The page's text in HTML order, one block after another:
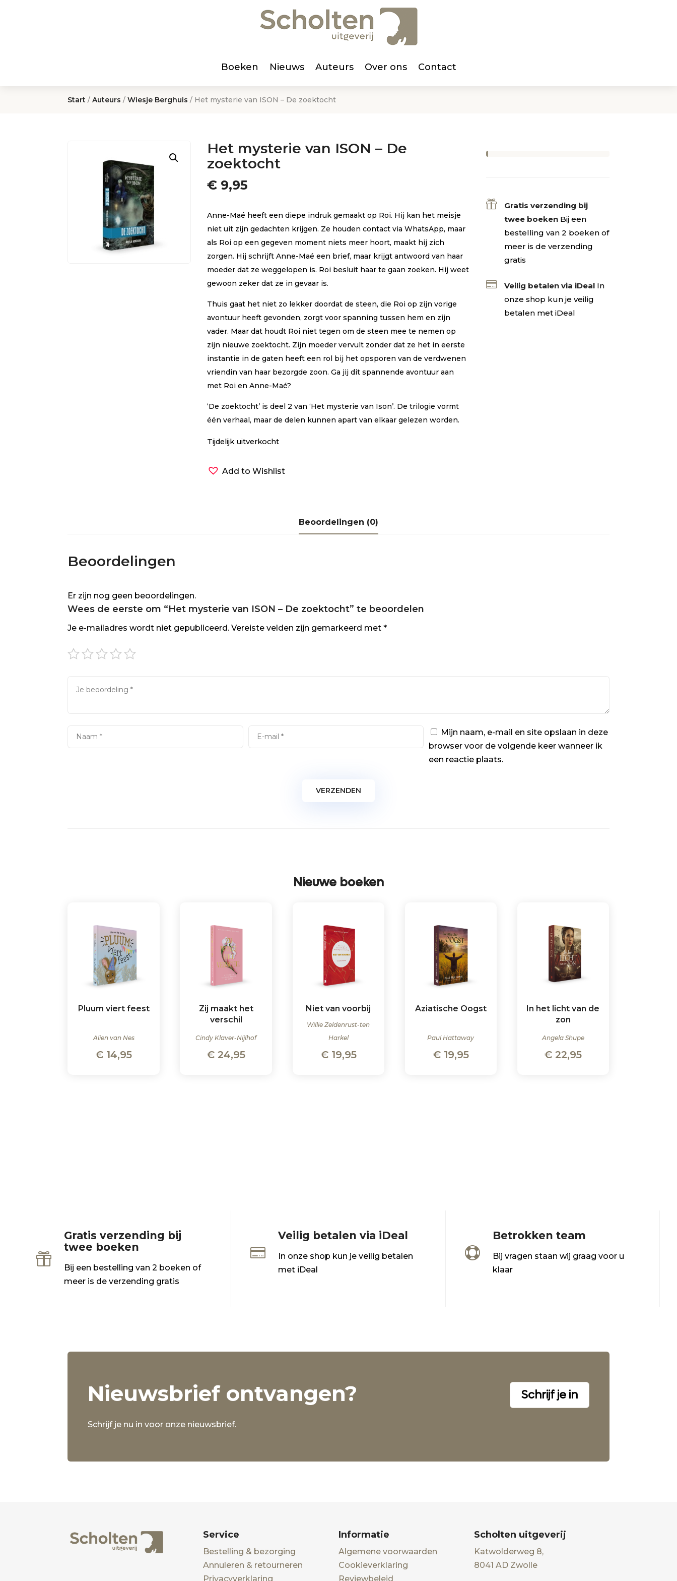
Boeken Nieuws Auteurs Over ons Contact
Start /Auteurs /Wiesje Berghuis / Het mysterie van ISON – De zoektocht
Het mysterie van ISON – De
zoektocht
€ 9,95
Anne-Maé heeft een diepe indruk gemaakt op Roi. Hij kan het meisje
niet uit zijn gedachten krijgen. Ze houden contact via WhatsApp, maar
als Roi op een gegeven moment niets meer hoort, maakt hij zich
zorgen. Hij schrijft Anne-Maé een brief, maar krijgt antwoord van haar
moeder dat ze weggelopen is. Roi besluit haar te gaan zoeken. Hij weet
gewoon zeker dat ze in gevaar is.
Thuis gaat het niet zo lekker doordat de steen, die Roi op zijn vorige
avontuur heeft gevonden, zorgt voor spanning tussen hem en zijn
vader. Maar dat houdt Roi niet tegen om de steen mee te nemen op
zijn nieuwe zoektocht. Zijn moeder vervult zonder dat ze het in eerste
instantie in de gaten heeft een rol bij het opsporen van de verdwenen
vriendin van haar bezorgde zoon. Ga jij dit spannende avontuur aan
met Roi en Anne-Maé?
‘De zoektocht’ is deel 2 van ‘Het mysterie van Ison’. De trilogie vormt
één verhaal, maar de delen kunnen apart van elkaar gelezen worden.
Tijdelijk uitverkocht
Add to Wishlist

Gratis verzending bij
twee boeken Bij een
bestelling van 2 boeken of
meer is de verzending
gratis
 Veilig betalen via iDeal In
onze shop kun je veilig
betalen met iDeal
Beoordelingen (0)
Beoordelingen
Er zijn nog geen beoordelingen.
Wees de eerste om “Het mysterie van ISON – De zoektocht” te beoordelen
Je e-mailadres wordt niet gepubliceerd. Vereiste velden zijn gemarkeerd met*
Mijn naam, e-mail en site opslaan in deze
browser voor de volgende keer wanneer ik
een reactie plaats.
Nieuwe boeken
Pluum viert feest
Alien van Nes
€ 14,95
Zij maakt het
verschil
Cindy Klaver-Nijlhof
€ 24,95
Niet van voorbij
Willie Zeldenrust-ten
Harkel
€19,95
Aziatische Oogst
Paul Hattaway
€19,95
In het licht van de
zon
Angela Shupe
€ 22,95

Gratis verzending bij
twee boeken
Bij een bestelling van 2 boeken of
meer is de verzending gratis

Veilig betalen via iDeal
In onze shop kun je veilig betalen
met iDeal

Betrokken team
Bij vragen staan wij graag voor u
klaar
Nieuwsbrief ontvangen?
Schrijf je nu in voor onze nieuwsbrief.
Schrijf je in
Service
Bestelling & bezorging
Annuleren & retourneren
Privacyverklaring
Informatie
Algemene voorwaarden
Cookieverklaring
Reviewbeleid
Scholten uitgeverij
Katwolderweg 8,
8041 AD Zwolle